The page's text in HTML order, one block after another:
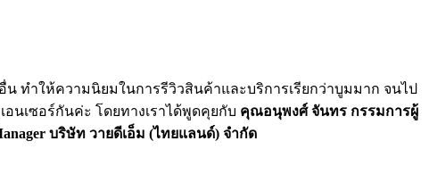
ทำให้ความนิยมในการรีวิวสินค้าและบริการเรียกว่าบูมมาก จนไป
อนเซอร์กันค่ะ โดยทางเราได้พูดคุยกับ คุณอนุพงศ์ จันทร กรรมการผู้
บริษัท วายดีเอ็ม (ไทยแลนด์) จำกัด